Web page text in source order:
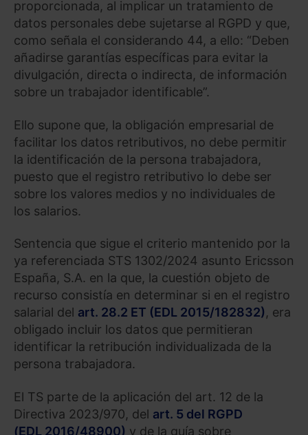
proporcionada, al implicar un tratamiento de
datos personales debe sujetarse al RGPD y que,
como señala el considerando 44, a ello: “Deben
añadirse garantías específicas para evitar la
divulgación, directa o indirecta, de información
sobre un trabajador identificable”.
Ello supone que, la obligación empresarial de
facilitar los datos retributivos, no debe permitir
la identificación de la persona trabajadora,
puesto que el registro retributivo lo debe ser
sobre los valores medios y no individuales de
los salarios.
Sentencia que sigue el criterio mantenido por la
ya referenciada STS 1302/2024 asunto Ericsson
España, S.A. en la que, la cuestión objeto de
recurso consistía en determinar si en el registro
salarial del art. 28.2 ET (EDL 2015/182832), era
obligado incluir los datos que permitieran
identificar la retribución individualizada de la
persona trabajadora.
El TS parte de la aplicación del art. 12 de la
Directiva 2023/970, del art. 5 del RGPD
(EDL 2016/48900) y de la guía sobre